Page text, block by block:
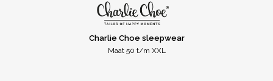
Charlie Choe sleepwear
Maat 50 t/m XXL